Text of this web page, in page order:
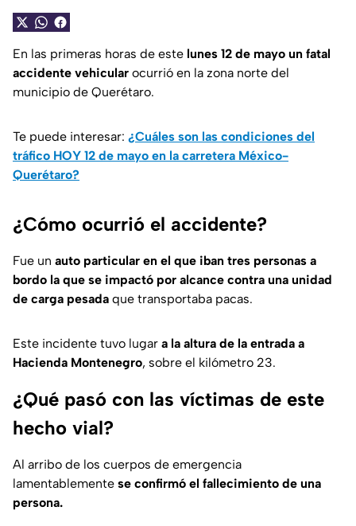
En las primeras horas de este lunes 12 de mayo un fatal
accidente vehicular ocurrió en la zona norte del
municipio de Querétaro.
Te puede interesar: ¿Cuáles son las condiciones del
tráfico HOY 12 de mayo en la carretera México-
Querétaro?
¿Cómo ocurrió el accidente?
Fue un auto particular en el que iban tres personas a
bordo la que se impactó por alcance contra una unidad
de carga pesada que transportaba pacas.
Este incidente tuvo lugar a la altura de la entrada a
Hacienda Montenegro, sobre el kilómetro 23.
¿Qué pasó con las víctimas de este
hecho vial?
Al arribo de los cuerpos de emergencia
lamentablemente se confirmó el fallecimiento de una
persona.